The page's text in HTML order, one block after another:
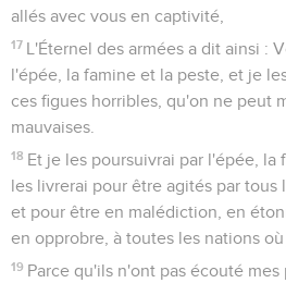
allés avec vous en captivité,
17 L'Éternel des armées a dit ainsi :
l'épée, la famine et la peste, et je
ces figues horribles, qu'on ne peut
mauvaises.
18 Et je les poursuivrai par l'épée, la
les livrerai pour être agités par tous
et pour être en malédiction, en
en opprobre, à toutes les nations
19 Parce qu'ils n'ont pas écouté mes